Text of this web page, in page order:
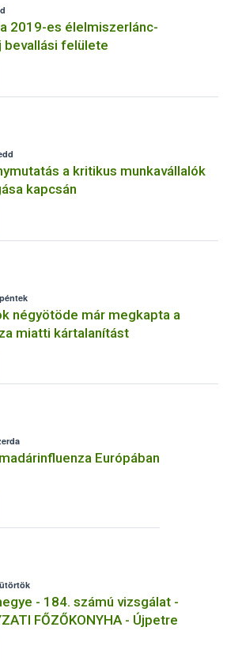
2019-es élelmiszerlánc-
felülete
a kritikus munkavállalók
kapcsán
négyötöde már megkapta a
miatti kártalanítást
Európában
- 184. számú vizsgálat -
FŐZŐKONYHA - Újpetre